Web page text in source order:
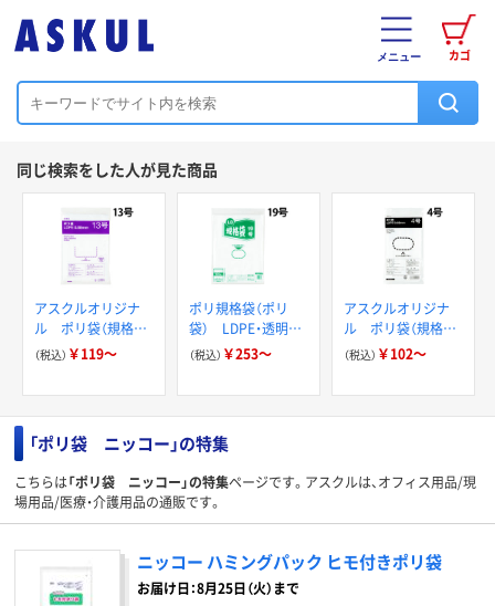
カゴ
メニュー
同じ検索をした人が見た商品
アスクルオリジナ
ル ポリ袋（規格
袋） 透明厚手タイ
（税込） ￥119～
ポリ規格袋（ポリ
袋） LDPE・透明
0.04mm厚 伊藤忠
（税込） ￥253～
アスクルオリジナ
ル ポリ袋（規格
袋） LDPE・透明
（税込） ￥102～
「ポリ袋 ニッコー」の特集
こちらは「ポリ袋 ニッコー」の特集ページです。アスクルは、オフィス用品/現
場用品/医療・介護用品の通販です。
ニッコー ハミングパック ヒモ付きポリ袋
お届け日：8月25日（火）まで